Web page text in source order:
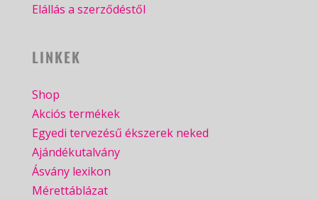
Elállás a szerződéstől
LINKEK
Shop
Akciós termékek
Egyedi tervezésű ékszerek neked
Ajándékutalvány
Ásvány lexikon
Mérettáblázat